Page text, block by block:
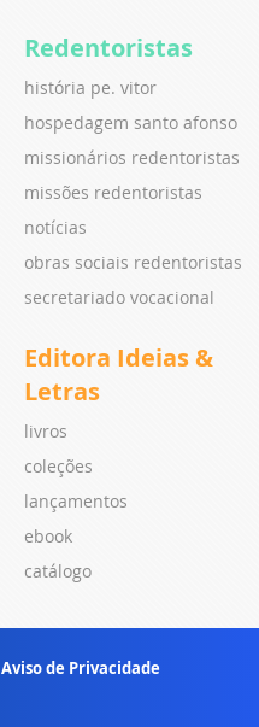
Redentoristas
história pe. vitor
hospedagem santo afonso
missionários redentoristas
missões redentoristas
notícias
obras sociais redentoristas
secretariado vocacional
Editora Ideias &
Letras
livros
coleções
lançamentos
ebook
catálogo
Aviso de Privacidade